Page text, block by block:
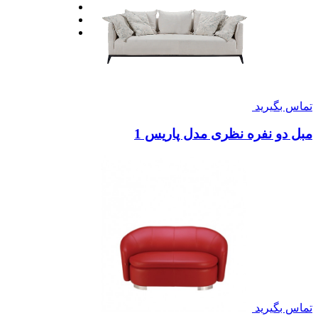
تماس بگیرید
مبل دو نفره نظری مدل پاریس 1
تماس بگیرید